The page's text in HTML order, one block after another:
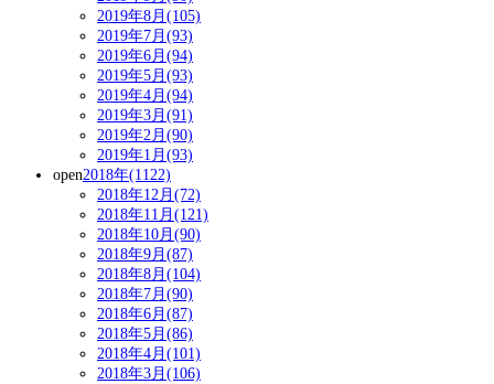
2019年8月(105)
2019年7月(93)
2019年6月(94)
2019年5月(93)
2019年4月(94)
2019年3月(91)
2019年2月(90)
2019年1月(93)
open2018年(1122)
2018年12月(72)
2018年11月(121)
2018年10月(90)
2018年9月(87)
2018年8月(104)
2018年7月(90)
2018年6月(87)
2018年5月(86)
2018年4月(101)
2018年3月(106)